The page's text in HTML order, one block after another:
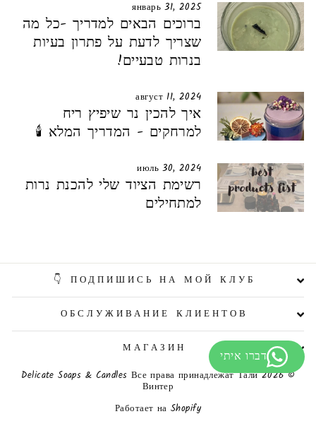
январь 31, 2025
ברוכים הבאים למדריך -כל מה
שצריך לדעת על פתרון בעיות
בנרות טבעיים!
август 11, 2024
איך להכין נר שיפיץ ריח
למרחקים - המדריך המלא 🕯️
июль 30, 2024
רשימת הציוד שלי להכנת נרות
למתחילים
ПОДПИШИСЬ НА МОЙ КЛУБ 👇
ОБСЛУЖИВАНИЕ КЛИЕНТОВ
МАГАЗИН
© 2026 Delicate Soaps & Candles Все права принадлежат Тали
Винтер
Работает на Shopify